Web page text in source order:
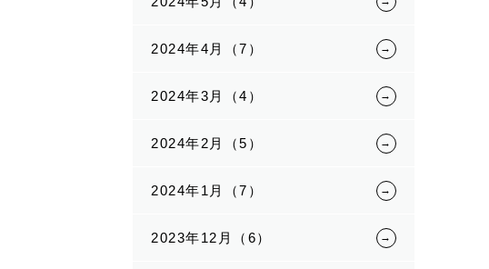
2024年4月（7）
2024年3月（4）
2024年2月（5）
2024年1月（7）
2023年12月（6）